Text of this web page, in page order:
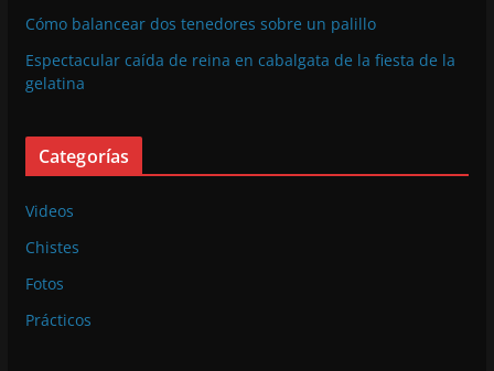
Cómo balancear dos tenedores sobre un palillo
Espectacular caída de reina en cabalgata de la fiesta de la
gelatina
Categorías
Videos
Chistes
Fotos
Prácticos